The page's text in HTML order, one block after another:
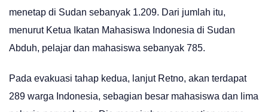
menetap di Sudan sebanyak 1.209. Dari jumlah itu,
menurut Ketua Ikatan Mahasiswa Indonesia di Sudan
Abduh, pelajar dan mahasiswa sebanyak 785.
Pada evakuasi tahap kedua, lanjut Retno, akan terdapat
289 warga Indonesia, sebagian besar mahasiswa dan lima